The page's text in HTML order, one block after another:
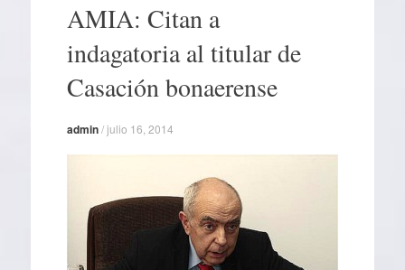
contenidoAMIA: Citan a
indagatoria al titular de
Casación bonaerense
admin/julio 16, 2014